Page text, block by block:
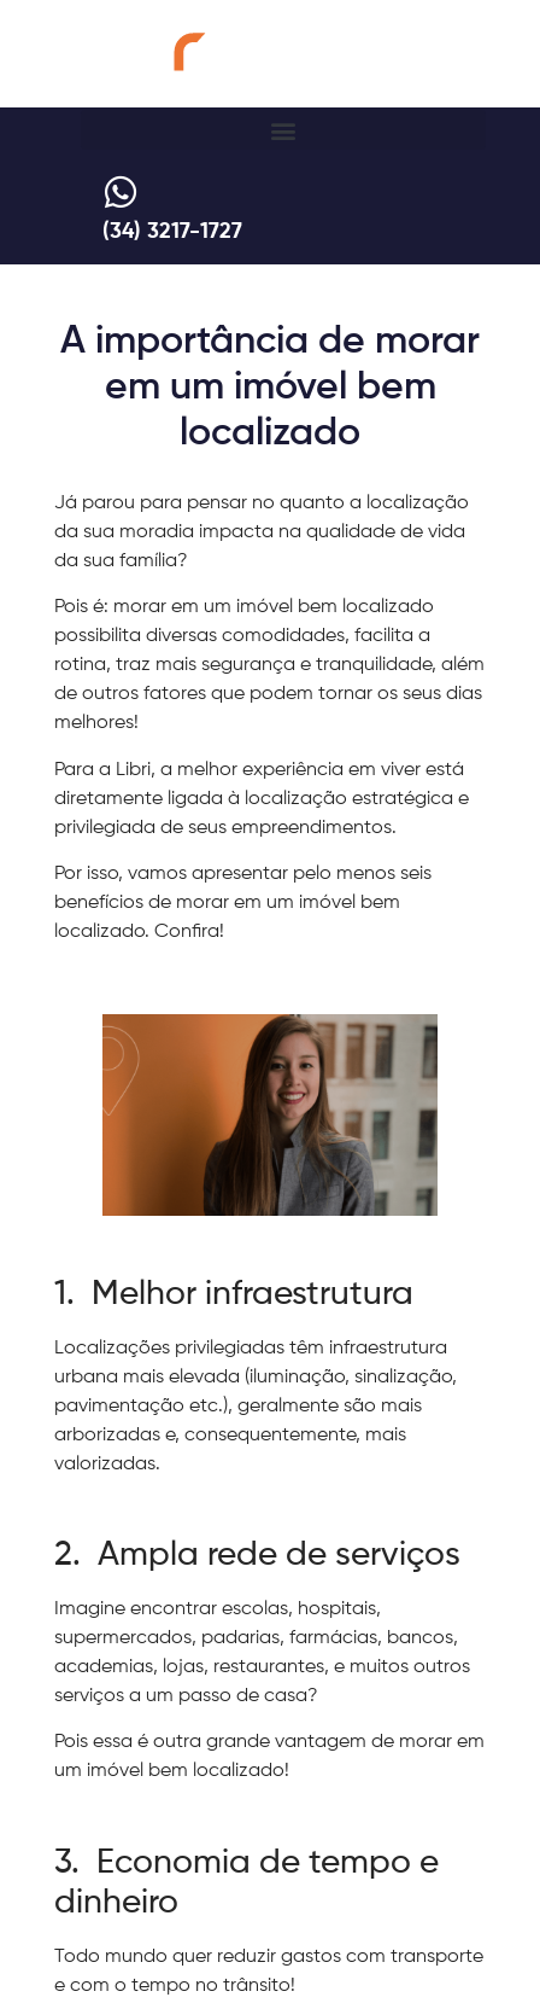
(34) 3217-1727
A importância de morar
em um imóvel bem
localizado
Já parou para pensar no quanto a localização
da sua moradia impacta na qualidade de vida
da sua família?
Pois é: morar em um imóvel bem localizado
possibilita diversas comodidades, facilita a
rotina, traz mais segurança e tranquilidade, além
de outros fatores que podem tornar os seus dias
melhores!
Para a Libri, a melhor experiência em viver está
diretamente ligada à localização estratégica e
privilegiada de seus empreendimentos.
Por isso, vamos apresentar pelo menos seis
benefícios de morar em um imóvel bem
localizado. Confira!
1. Melhor infraestrutura
Localizações privilegiadas têm infraestrutura
urbana mais elevada (iluminação, sinalização,
pavimentação etc.), geralmente são mais
arborizadas e, consequentemente, mais
valorizadas.
2. Ampla rede de serviços
Imagine encontrar escolas, hospitais,
supermercados, padarias, farmácias, bancos,
academias, lojas, restaurantes, e muitos outros
serviços a um passo de casa?
Pois essa é outra grande vantagem de morar em
um imóvel bem localizado!
3. Economia de tempo e
dinheiro
Todo mundo quer reduzir gastos com transporte
e com o tempo no trânsito!